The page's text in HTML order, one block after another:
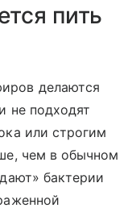
пить
делаются
не подходят
или строгим
чем в обычном
бактерии